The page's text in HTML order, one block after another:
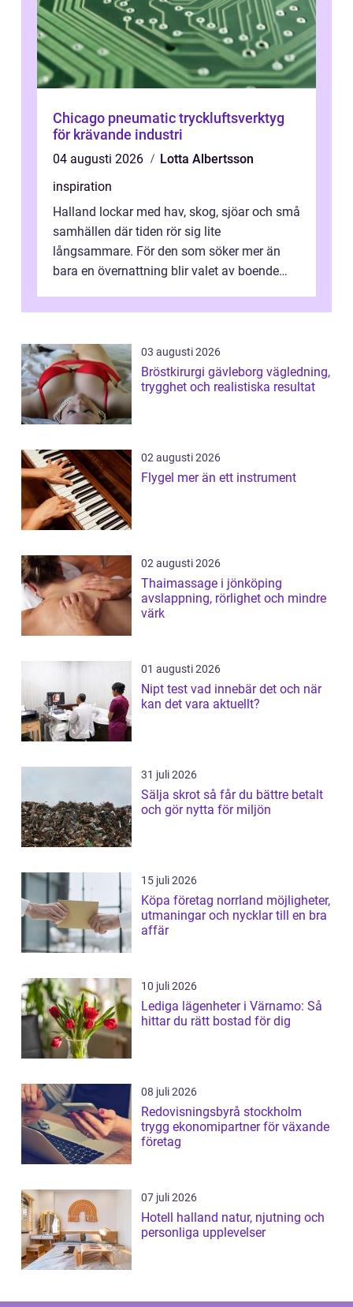
Chicago pneumatic tryckluftsverktyg
för krävande industri
04 augusti 2026
Lotta Albertsson
inspiration
Halland lockar med hav, skog, sjöar och små
samhällen där tiden rör sig lite
långsammare. För den som söker mer än
bara en övernattning blir valet av boende
utgå...
03 augusti 2026
Bröstkirurgi gävleborg vägledning,
trygghet och realistiska resultat
02 augusti 2026
Flygel mer än ett instrument
02 augusti 2026
Thaimassage i jönköping
avslappning, rörlighet och mindre
värk
01 augusti 2026
Nipt test vad innebär det och när
kan det vara aktuellt?
31 juli 2026
Sälja skrot så får du bättre betalt
och gör nytta för miljön
15 juli 2026
Köpa företag norrland möjligheter,
utmaningar och nycklar till en bra
affär
10 juli 2026
Lediga lägenheter i Värnamo: Så
hittar du rätt bostad för dig
08 juli 2026
Redovisningsbyrå stockholm
trygg ekonomipartner för växande
företag
07 juli 2026
Hotell halland natur, njutning och
personliga upplevelser